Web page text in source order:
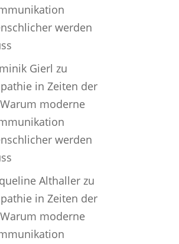
werden
Gierl zu
in Zeiten der
moderne
werden
Althaller zu
in Zeiten der
moderne